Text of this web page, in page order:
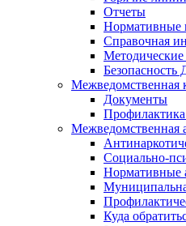
Отчеты
Нормативные
Справочная
Безопасность
Межведомственная
Документы
Межведомственная
Социально-
Нормативные
Куда